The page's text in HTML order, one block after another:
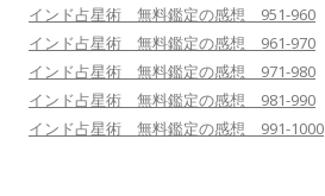
インド占星術 無料鑑定の感想 951-960
インド占星術 無料鑑定の感想 961-970
インド占星術 無料鑑定の感想 971-980
インド占星術 無料鑑定の感想 981-990
インド占星術 無料鑑定の感想 991-1000